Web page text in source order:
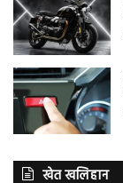
खेत खलिहान